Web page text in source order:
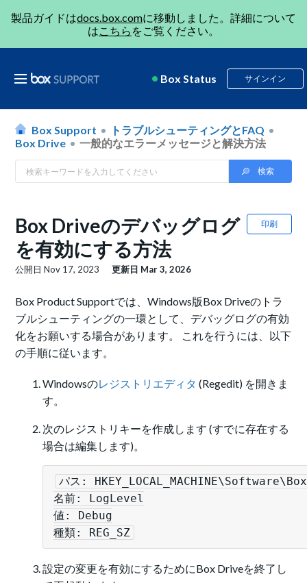
製品ガイドはdocs.box.comに移動しました。詳細について
はこちら をご覧ください。
Box Status サインイン
Box Support
トラブルシューティングとFAQ
Box Drive
一般的なエラーメッセージと解決方法
印刷
Box Driveのデバッグログ
を有効にする方法
公開日Nov 17, 2023 更新日 Mar 3, 2026
Box Product Supportでは、Windows版Box Driveのトラ
ブルシューティングの一環として、デバッグログの有効
化をお願いする場合があります。
これを行うには、以下
の手順に従います。
Windowsのレジストリエディタ (Regedit) を開きま
す。
次のレジストリキーを作成します (すでに存在する
場合は編集します)。
パス:
名前: LogLevel
値: Debug
種類: REG_SZ
設定の変更を有効にするためにBox Driveを終了し